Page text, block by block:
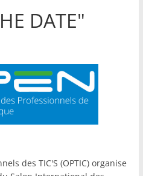
DATE"
des TIC'S (OPTIC) organise